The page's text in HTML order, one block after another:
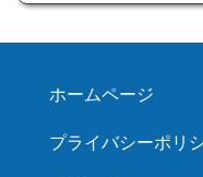
ホームページ
プライバシーポリ